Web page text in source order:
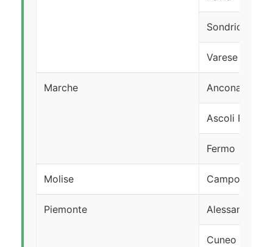
Sondrio
Varese
Marche Ancona
Ascoli Piceno
Fermo
Molise Campobasso
Piemonte Alessandria
Cuneo